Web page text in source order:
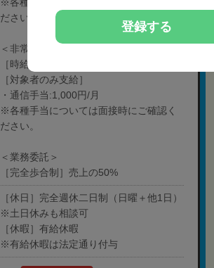
ださい。
＜非常勤＞
［時給制］1,450円-1,800円
［対象者のみ支給］
・通信手当:1,000円/月
※各種手当については面接時にご確認く
ださい。
＜業務委託＞
［完全歩合制］売上の50%
［休日］完全週休二日制（日曜＋他1日）
※土日休みも相談可
［休暇］有給休暇
※有給休暇は法定通り付与
登録する